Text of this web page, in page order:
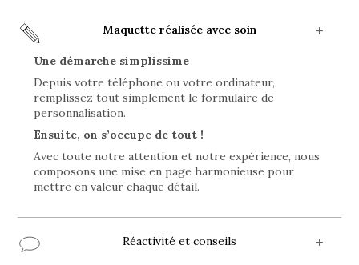
Maquette réalisée avec soin
Une démarche simplissime
Depuis votre téléphone ou votre ordinateur,
remplissez tout simplement le formulaire de
personnalisation.
Ensuite, on s’occupe de tout !
Avec toute notre attention et notre expérience, nous
composons une mise en page harmonieuse pour
mettre en valeur chaque détail.
Réactivité et conseils